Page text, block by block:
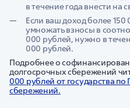
в течение года внести на
Если ваш доход более 150
умножать взносы в
000 рублей, нужно в
000 рублей.
Подробнее о
долгосрочных сбережений
000 рублей от государства
сбережений.